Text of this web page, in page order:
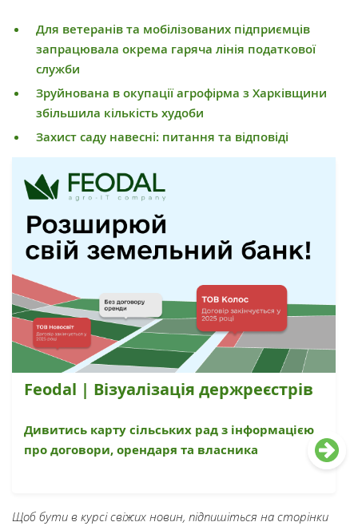
Для ветеранів та мобілізованих підприємців
запрацювала окрема гаряча лінія податкової
служби
Зруйнована в окупації агрофірма з Харківщини
збільшила кількість худоби
Захист саду навесні: питання та відповіді
Feodal | Візуалізація держреєстрів
Дивитись карту сільських рад з інформацією
про договори, орендаря та власника
Щоб бути в курсі свіжих новин, підпишіться на сторінки